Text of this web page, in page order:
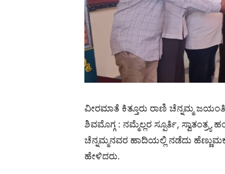
ವೀರಮಾತೆ ಕಿತ್ತೂರು ರಾಣಿ ಚೆನ್ನಮ್ಮ ಜಯಂತಿ
ಶಿವಮೊಗ್ಗ : ನಮ್ಮೆಲ್ಲರ ಸ್ಪೂರ್ತಿ,
ಚೆನ್ನಮ್ಮನವರ ಹಾದಿಯಲ್ಲಿ ನಡೆದು
ಹೇಳಿದರು.